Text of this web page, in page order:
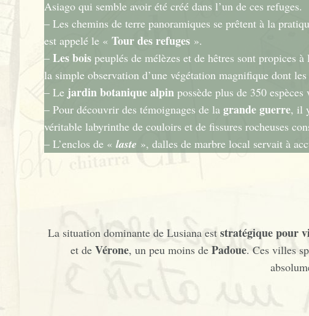
Asiago qui semble avoir été créé dans l’un de ces refuges.
– Les chemins de terre panoramiques se prêtent à la
est appelé le « Tour des refuges ».
– Les bois peuplés de mélèzes et de hêtres sont propices
la simple observation d’une végétation magnifique dont
– Le jardin botanique alpin possède plus de 350
– Pour découvrir des témoignages de la grande guerre, il
véritable labyrinthe de couloirs et de fissures rocheuses
– L’enclos de « laste », dalles de marbre local servait à
La situation dominante de Lusiana est stratégique pour
et de Vérone, un peu moins de Padoue. Ces villes